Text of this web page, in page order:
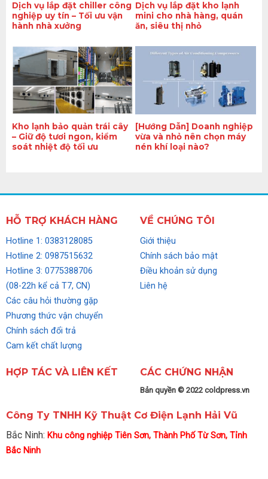
Dịch vụ lắp đặt chiller công
nghiệp uy tín – Tối ưu vận
hành nhà xưởng
Dịch vụ lắp đặt kho lạnh
mini cho nhà hàng, quán
ăn, siêu thị nhỏ
Kho lạnh bảo quản trái cây
– Giữ độ tươi ngon, kiểm
soát nhiệt độ tối ưu
[Hướng Dẫn] Doanh nghiệp
vừa và nhỏ nên chọn máy
nén khí loại nào?
HỖ TRỢ KHÁCH HÀNG
Hotline 1: 0383128085
Hotline 2: 0987515632
Hotline 3: 0775388706
(08-22h kể cả T7, CN)
Các câu hỏi thường gặp
Phương thức vận chuyển
Chính sách đổi trả
Cam kết chất lượng
VỀ CHÚNG TÔI
Giới thiệu
Chính sách bảo mật
Điều khoản sử dụng
Liên hệ
HỢP TÁC VÀ LIÊN KẾT CÁC CHỨNG NHẬN
Bản quyền © 2022 coldpress.vn
Công Ty TNHH Kỹ Thuật Cơ Điện Lạnh Hải Vũ
Bắc Ninh: Khu công nghiệp Tiên Sơn, Thành Phố Từ Sơn, Tỉnh
Bắc Ninh